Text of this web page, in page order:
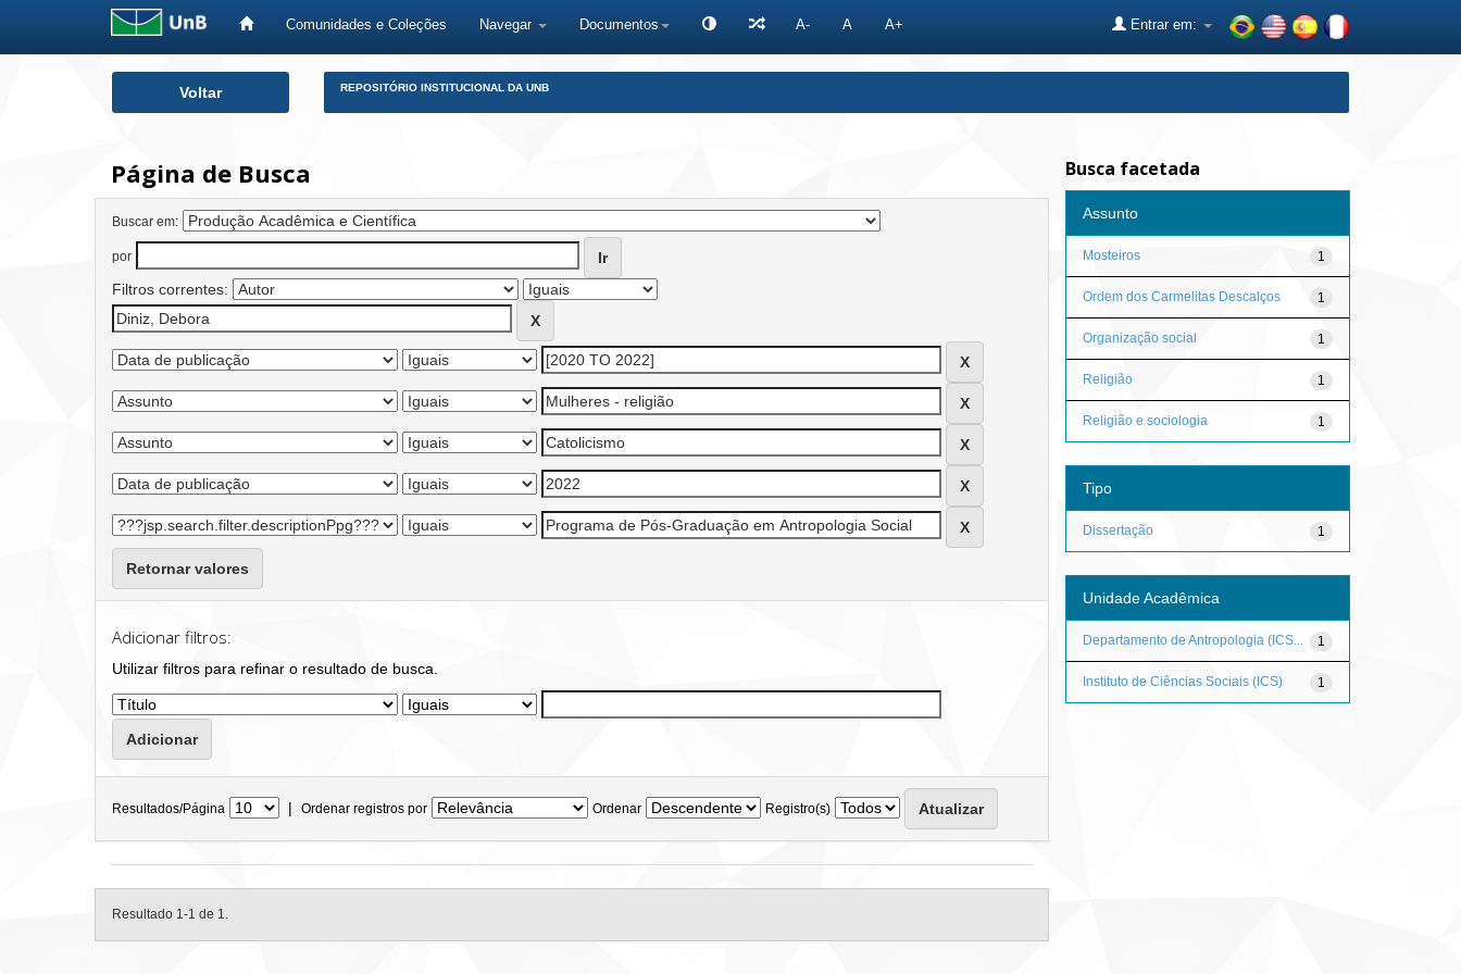
Comunidades e Coleções Navegar Documentos A- A A+ Entrar em:
Voltar REPOSITÓRIO INSTITUCIONAL DA UNB
Página de Busca
Buscar em:
por
Filtros correntes:
Retornar valores
Adicionar filtros:
Utilizar filtros para refinar o resultado de busca.
Resultados/Página | Ordenar registros por Ordenar Registro(s)
Resultado 1-1 de 1.
Busca facetada
Assunto
1
Mosteiros
1
Ordem dos Carmelitas Descalços
1
Organização social
1
Religião
1
Religião e sociologia
Tipo
1
Dissertação
Unidade Acadêmica
1
Departamento de Antropologia (ICS...
1
Instituto de Ciências Sociais (ICS)